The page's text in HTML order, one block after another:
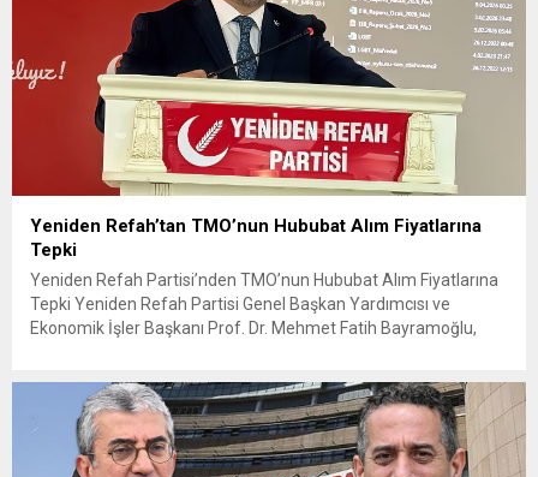
Yeniden Refah’tan TMO’nun Hububat Alım Fiyatlarına
Tepki
Yeniden Refah Partisi’nden TMO’nun Hububat Alım Fiyatlarına
Tepki Yeniden Refah Partisi Genel Başkan Yardımcısı ve
Ekonomik İşler Başkanı Prof. Dr. Mehmet Fatih Bayramoğlu,
fiyatların çiftçinin artan maliyetlerini karşılamaktan uzak
olduğunu savunarak fiyatların yeniden değerlendirilmesi
çağrısında...